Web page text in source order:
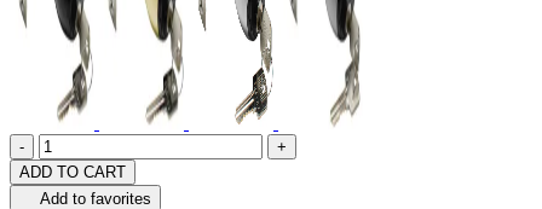
Quantity
-product.increase.quantity +
ADD TO CART
Add to favorites